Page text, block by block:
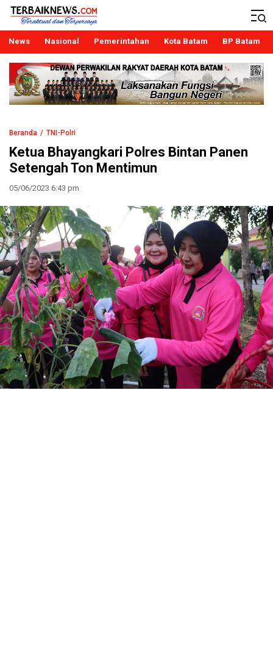
Terbaiknews
Teraktual dan Terpercaya
News Nasional Pemerintahan Kota Batam BP Batam
Beranda TNI-Polri
Ketua Bhayangkari Polres Bintan Panen
Setengah Ton Mentimun
05/06/2023 6:43 pm